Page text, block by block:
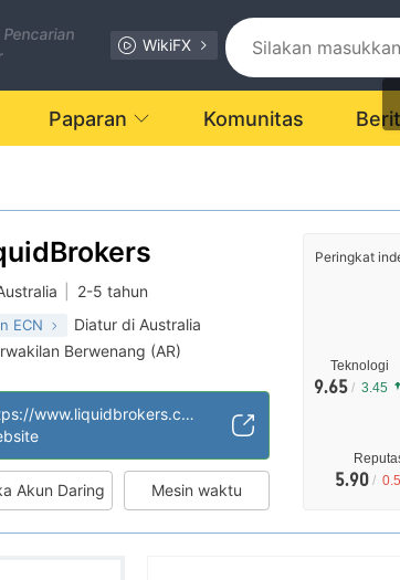
WikiFX
Paparan Komunitas
2-5 tahun
ECN Diatur di Australia
Berwenang (AR)
https://www.liquidbrokers.com/
Akun Daring Mesin waktu
Peringkat
Teknologi
9.65 / 3.45
5.90 /